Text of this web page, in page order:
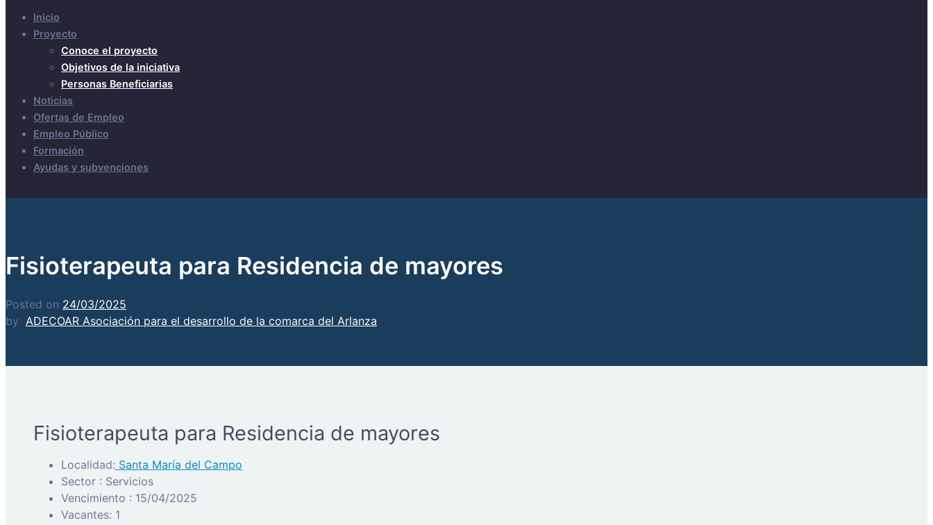
Inicio
Proyecto
Conoce el proyecto
Objetivos de la iniciativa
Personas Beneficiarias
Noticias
Ofertas de Empleo
Empleo Público
Formación
Ayudas y subvenciones
Fisioterapeuta para Residencia de mayores
Posted on 24/03/2025
by ADECOAR Asociación para el desarrollo de la comarca del Arlanza
Fisioterapeuta para Residencia de mayores
Localidad: Santa María del Campo
Sector : Servicios
Vencimiento : 15/04/2025
Vacantes: 1